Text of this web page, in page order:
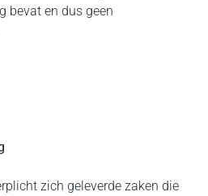
bevat en dus geen
zich geleverde zaken die